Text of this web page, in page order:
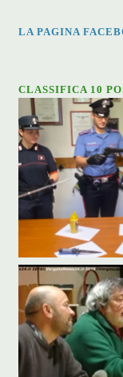
LA PAGINA
CLASSIFICA 10